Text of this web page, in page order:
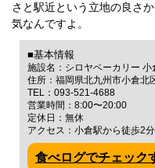
さと駅近という立地の良さ
気なんですよ。
■基本情報
施設名：シロヤベーカリー 小
住所：福岡県北九州市小倉北
TEL：093-521-4688
営業時間：8:00〜20:00
定休日：無休
アクセス：小倉駅から徒歩2分
食べログでチェック